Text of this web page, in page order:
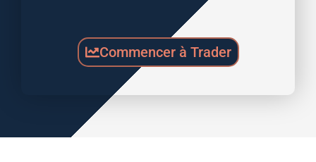
Commencer à Trader